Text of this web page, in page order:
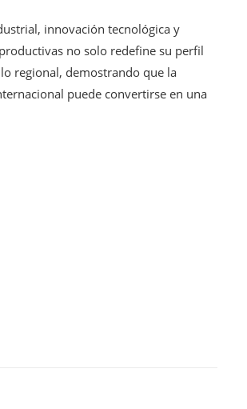
innovación tecnológica y
no solo redefine su perfil
regional, demostrando que la
puede convertirse en una